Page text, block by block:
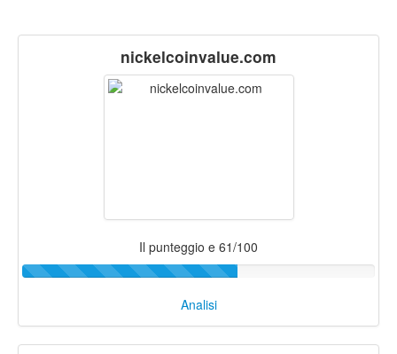
nickelcoinvalue.com
Il punteggio e 61/100
Analisi